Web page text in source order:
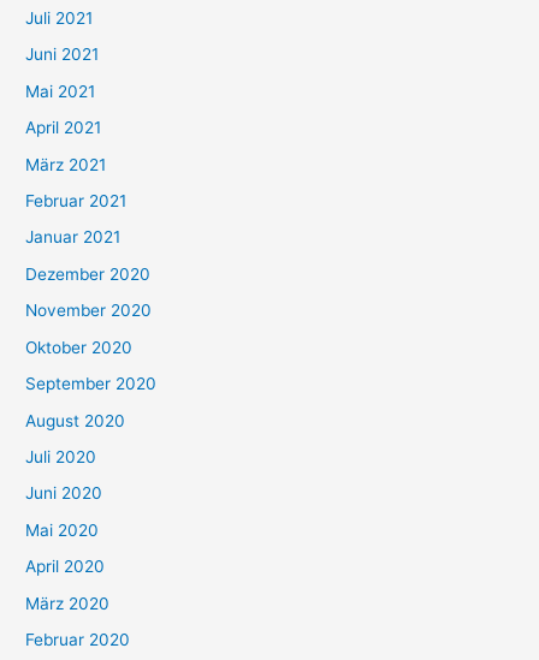
a
c
h
:
Juli 2021
Juni 2021
Mai 2021
April 2021
März 2021
Februar 2021
Januar 2021
Dezember 2020
November 2020
Oktober 2020
September 2020
August 2020
Juli 2020
Juni 2020
Mai 2020
April 2020
März 2020
Februar 2020